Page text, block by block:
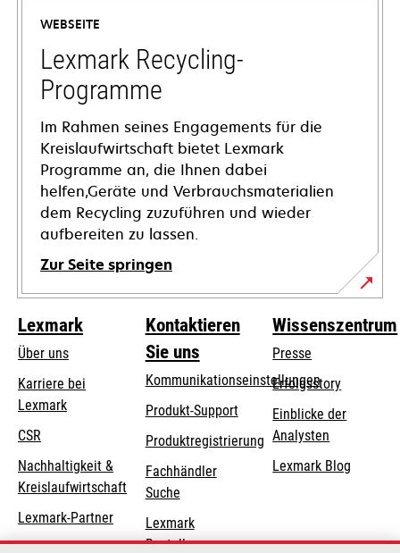
neuen
Registerkarte
geöffnet
WEBSEITE
Lexmark Recycling-
Programme
Im Rahmen seines Engagements für die
Kreislaufwirtschaft bietet Lexmark
Programme an, die Ihnen dabei
helfen,Geräte und Verbrauchsmaterialien
dem Recycling zuzuführen und wieder
aufbereiten zu lassen.
Zur Seite springen
Lexmark
Über uns
Karriere bei
Lexmark
CSR
Nachhaltigkeit &
Kreislaufwirtschaft
Lexmark-Partner
Kontaktieren
Sie uns
Kommunikationseinstellungen
wird
in
einer
neuen
Registerkarte
geöffnet
Produkt-Supportwird
einer
neuen
Produktregistrierung
Fachhändler
Suche
Lexmark
Bestellungen
Wissenszentrum
Presse
Erfolgsstory
Einblicke der
Analysten
Lexmark Blog